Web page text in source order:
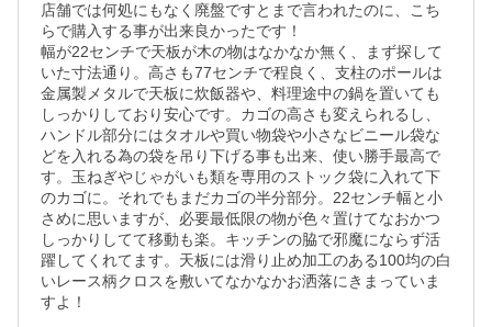
店舗では何処にもなく廃盤ですとまで言われたのに、こち
らで購入する事が出来良かったです！
幅が22センチで天板が木の物はなかなか無く、まず探して
いた寸法通り。高さも77センチで程良く、支柱のポールは
金属製メタルで天板に炊飯器や、料理途中の鍋を置いても
しっかりしており安心です。カゴの高さも変えられるし、
ハンドル部分にはタオルや買い物袋や小さなビニール袋な
どを入れる為の袋を吊り下げる事も出来、使い勝手最高で
す。玉ねぎやじゃがいも類を専用のストック袋に入れて下
のカゴに。それでもまだカゴの半分部分。22センチ幅と小
さめに思いますが、必要最低限の物が色々置けてなおかつ
しっかりしてて移動も楽。キッチンの脇で邪魔にならず活
躍してくれてます。天板には滑り止め加工のある100均の白
いレース柄クロスを敷いてなかなかお洒落にきまっていま
すよ！